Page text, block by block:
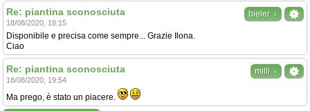
bieler ↓
Re: piantina sconosciuta
18/08/2020, 18:15
Disponibile e precisa come sempre... Grazie Ilona.
Ciao
milli ↓
Re: piantina sconosciuta
18/08/2020, 19:54
Ma prego, è stato un piacere.